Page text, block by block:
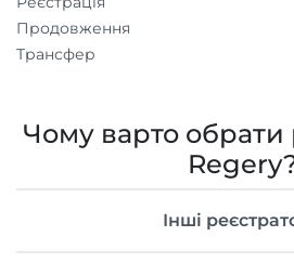
Продовження
Трансфер
Чому варто обрати
Інші